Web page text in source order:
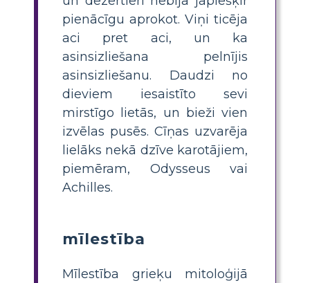
pienācīgu aprokot. Viņi ticēja
aci pret aci, un ka
asinsizliešana pelnījis
asinsizliešanu. Daudzi no
dieviem iesaistīto sevi
mirstīgo lietās, un bieži vien
izvēlas pusēs. Cīņas uzvarēja
lielāks nekā dzīve karotājiem,
piemēram, Odysseus vai
Achilles.
mīlestība
Mīlestība grieķu mitoloģijā